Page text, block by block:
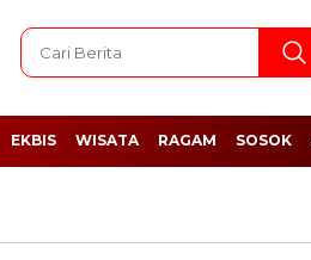
EKBIS WISATA RAGAM SOSOK